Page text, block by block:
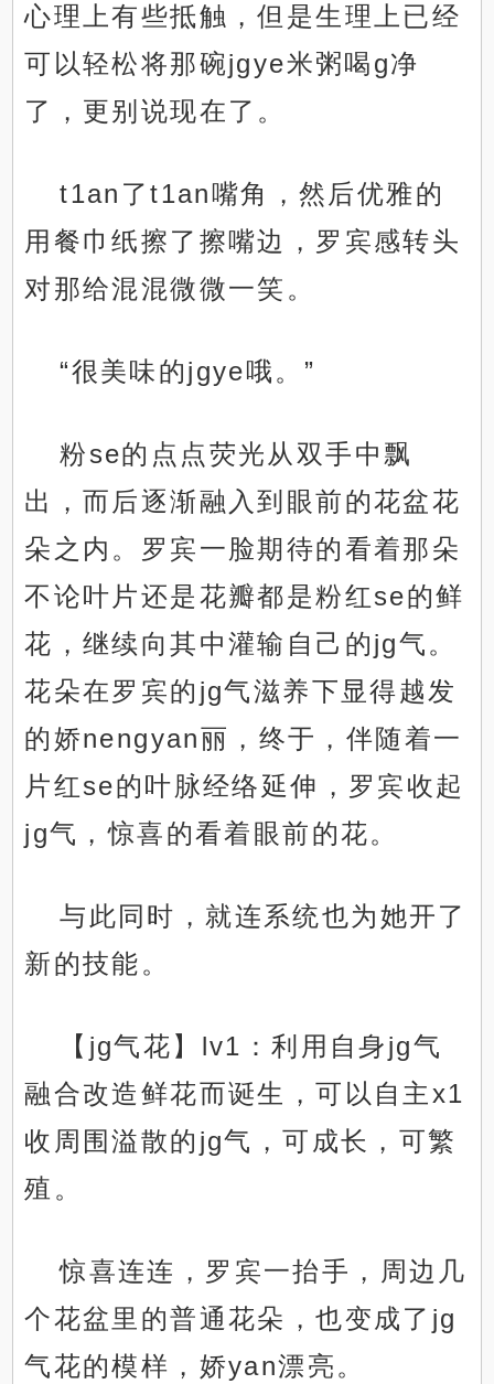
心理上有些抵触，但是生理上已经
可以轻松将那碗jgye米粥喝g净
了，更别说现在了。
t1an了t1an嘴角，然后优雅的
用餐巾纸擦了擦嘴边，罗宾感转头
对那给混混微微一笑。
“很美味的jgye哦。”
粉se的点点荧光从双手中飘
出，而后逐渐融入到眼前的花盆花
朵之内。罗宾一脸期待的看着那朵
不论叶片还是花瓣都是粉红se的鲜
花，继续向其中灌输自己的jg气。
花朵在罗宾的jg气滋养下显得越发
的娇nengyan丽，终于，伴随着一
片红se的叶脉经络延伸，罗宾收起
jg气，惊喜的看着眼前的花。
与此同时，就连系统也为她开了
新的技能。
【jg气花】lv1：利用自身jg气
融合改造鲜花而诞生，可以自主x1
收周围溢散的jg气，可成长，可繁
殖。
惊喜连连，罗宾一抬手，周边几
个花盆里的普通花朵，也变成了jg
气花的模样，娇yan漂亮。